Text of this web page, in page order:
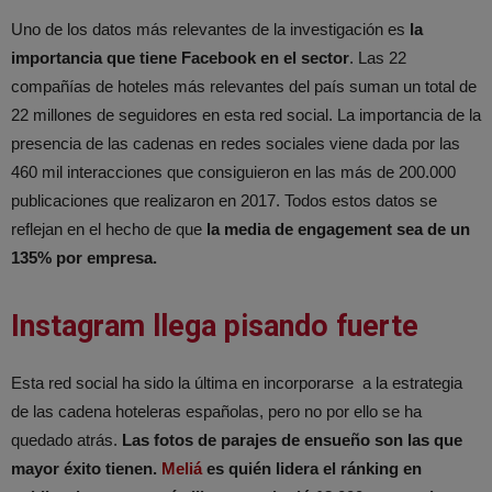
Uno de los datos más relevantes de la investigación es la
importancia que tiene Facebook en el sector. Las 22
compañías de hoteles más relevantes del país suman un total de
22 millones de seguidores en esta red social. La importancia de la
presencia de las cadenas en redes sociales viene dada por las
460 mil interacciones que consiguieron en las más de 200.000
publicaciones que realizaron en 2017. Todos estos datos se
reflejan en el hecho de que la media de engagement sea de un
135% por empresa.
Instagram llega pisando fuerte
Esta red social ha sido la última en incorporarse a la estrategia
de las cadena hoteleras españolas, pero no por ello se ha
quedado atrás. Las fotos de parajes de ensueño son las que
mayor éxito tienen. Meliá es quién lidera el ránking en